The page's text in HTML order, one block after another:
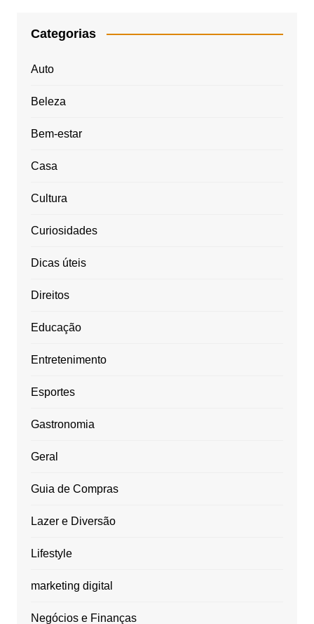
Categorias
Auto
Beleza
Bem-estar
Casa
Cultura
Curiosidades
Dicas úteis
Direitos
Educação
Entretenimento
Esportes
Gastronomia
Geral
Guia de Compras
Lazer e Diversão
Lifestyle
marketing digital
Negócios e Finanças